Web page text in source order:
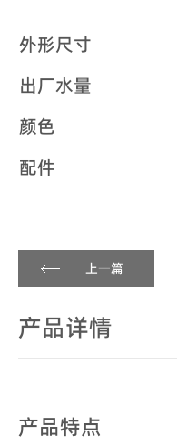
外形尺寸
出厂水量
颜色
配件
上一篇
产品详情
产品特点